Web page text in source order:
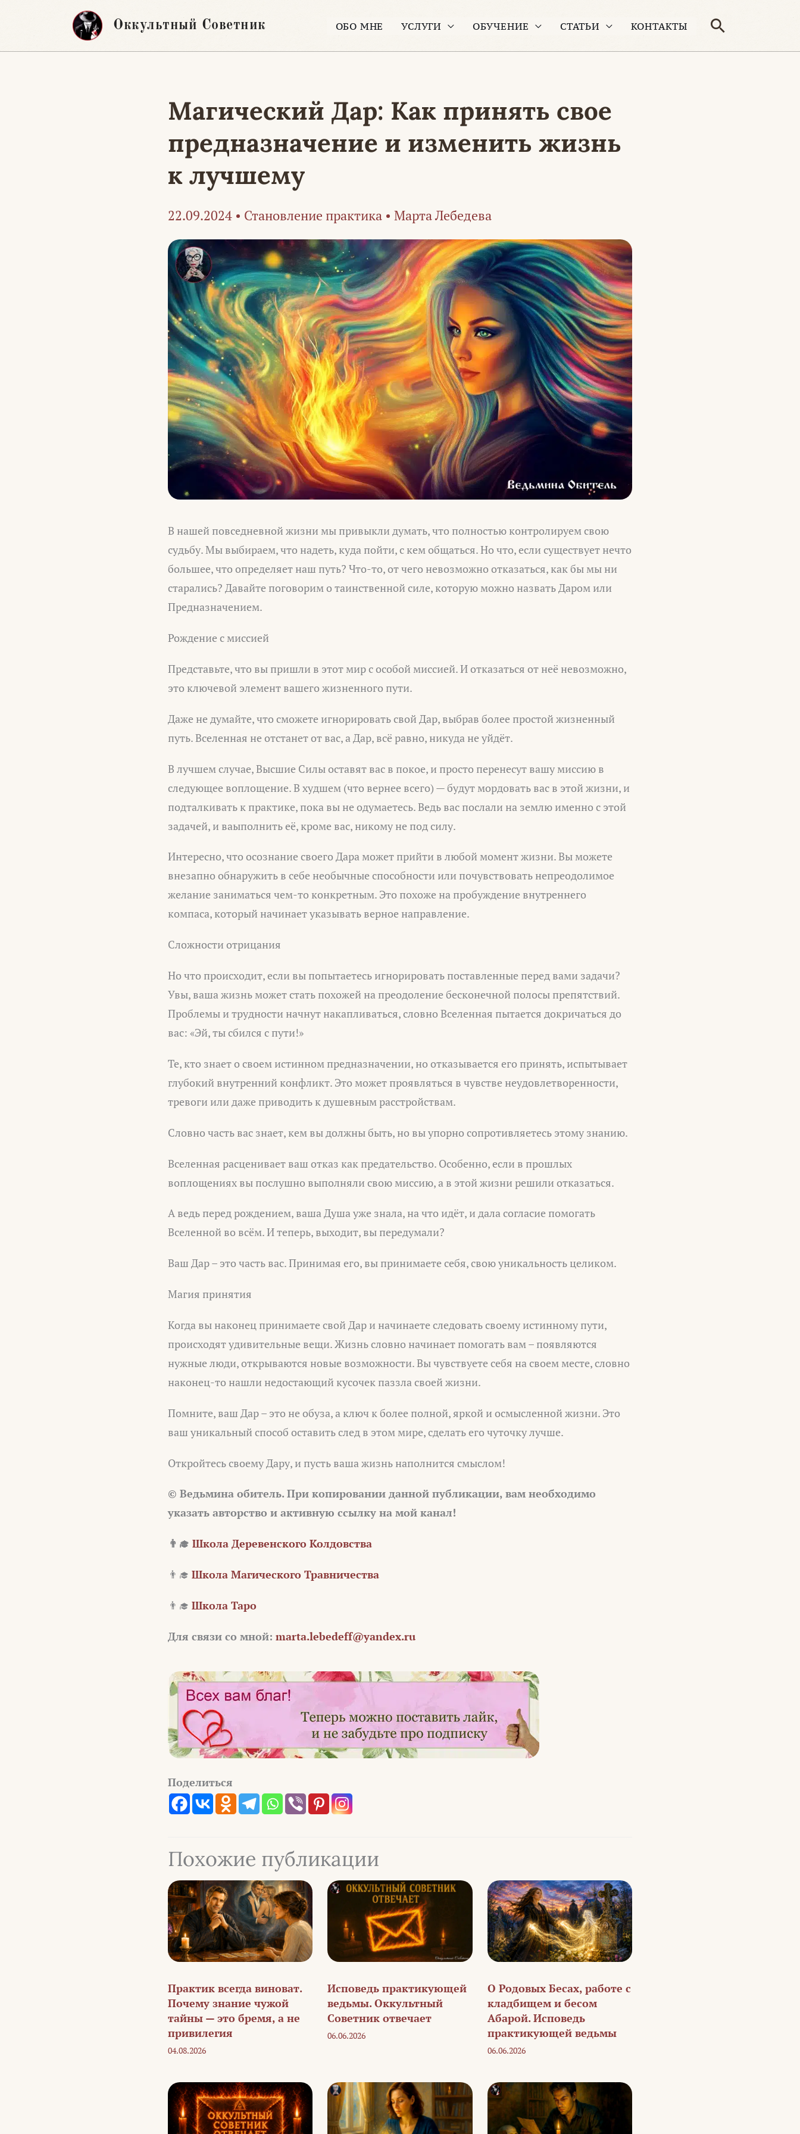
Оккультный Советник ОБО МНЕ УСЛУГИ ОБУЧЕНИЕ СТАТЬИ КОНТАКТЫ Поиск
Магический Дар: Как принять свое
предназначение и изменить жизнь
к лучшему
22.09.2024 • Становление практика • Марта Лебедева
В нашей повседневной жизни мы привыкли думать, что полностью контролируем свою
судьбу. Мы выбираем, что надеть, куда пойти, с кем общаться. Но что, если существует нечто
большее, что определяет наш путь? Что-то, от чего невозможно отказаться, как бы мы ни
старались? Давайте поговорим о таинственной силе, которую можно назвать Даром или
Предназначением.
Рождение с миссией
Представьте, что вы пришли в этот мир с особой миссией. И отказаться от неё невозможно,
это ключевой элемент вашего жизненного пути.
Даже не думайте, что сможете игнорировать свой Дар, выбрав более простой жизненный
путь. Вселенная не отстанет от вас, а Дар, всё равно, никуда не уйдёт.
В лучшем случае, Высшие Силы оставят вас в покое, и просто перенесут вашу миссию в
следующее воплощение. В худшем (что вернее всего) — будут мордовать вас в этой жизни, и
подталкивать к практике, пока вы не одумаетесь. Ведь вас послали на землю именно с этой
задачей, и ваыполнить её, кроме вас, никому не под силу.
Интересно, что осознание своего Дара может прийти в любой момент жизни. Вы можете
внезапно обнаружить в себе необычные способности или почувствовать непреодолимое
желание заниматься чем-то конкретным. Это похоже на пробуждение внутреннего
компаса, который начинает указывать верное направление.
Сложности отрицания
Но что происходит, если вы попытаетесь игнорировать поставленные перед вами задачи?
Увы, ваша жизнь может стать похожей на преодоление бесконечной полосы препятствий.
Проблемы и трудности начнут накапливаться, словно Вселенная пытается докричаться до
вас: «Эй, ты сбился с пути!»
Те, кто знает о своем истинном предназначении, но отказывается его принять, испытывает
глубокий внутренний конфликт. Это может проявляться в чувстве неудовлетворенности,
тревоги или даже приводить к душевным расстройствам.
Словно часть вас знает, кем вы должны быть, но вы упорно сопротивляетесь этому знанию.
Вселенная расценивает ваш отказ как предательство. Особенно, если в прошлых
воплощениях вы послушно выполняли свою миссию, а в этой жизни решили отказаться.
А ведь перед рождением, ваша Душа уже знала, на что идёт, и дала согласие помогать
Вселенной во всём. И теперь, выходит, вы передумали?
Ваш Дар – это часть вас. Принимая его, вы принимаете себя, свою уникальность целиком.
Магия принятия
Когда вы наконец принимаете свой Дар и начинаете следовать своему истинному пути,
происходят удивительные вещи. Жизнь словно начинает помогать вам – появляются
нужные люди, открываются новые возможности. Вы чувствуете себя на своем месте, словно
наконец-то нашли недостающий кусочек паззла своей жизни.
Помните, ваш Дар – это не обуза, а ключ к более полной, яркой и осмысленной жизни. Это
ваш уникальный способ оставить след в этом мире, сделать его чуточку лучше.
Откройтесь своему Дару, и пусть ваша жизнь наполнится смыслом!
© Ведьмина обитель. При копировании данной публикации, вам необходимо
указать авторство и активную ссылку на мой канал!
👨‍🎓 Школа Деревенского Колдовства
👨‍🎓 Школа Магического Травничества
👨‍🎓 Школа Таро
Для связи со мной: marta.lebedeff@yandex.ru
Поделиться
Похожие публикации
Практик всегда виноват.
Почему знание чужой
тайны — это бремя, а не
привилегия
04.08.2026
Исповедь практикующей
ведьмы. Оккультный
Советник отвечает
06.06.2026
О Родовых Бесах, работе с
кладбищем и бесом
Абарой. Исповедь
практикующей ведьмы
06.06.2026